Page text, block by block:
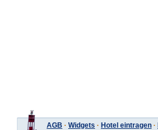
AGB · Widgets · Hotel eintragen ·